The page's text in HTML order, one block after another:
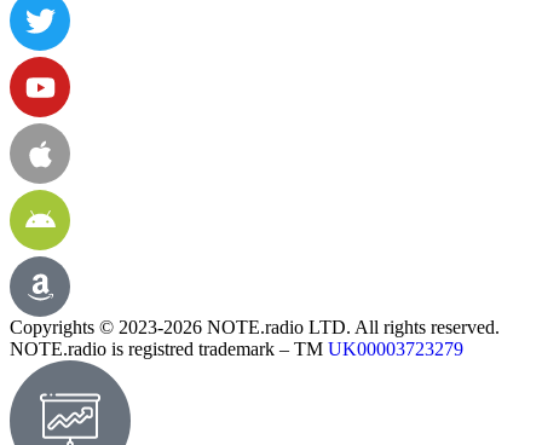
Copyrights © 2023-2026 NOTE.radio LTD. All rights reserved.
NOTE.radio is registred trademark – TM UK00003723279